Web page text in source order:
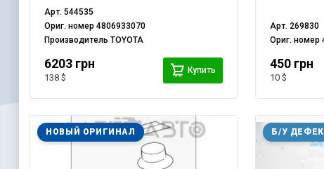
Арт.544535
Ориг. номер4806933070
ПроизводительTOYOTA
6203 грн
138 $
Купить
Арт. 269830
Ориг. номер
450 грн
10 $
НОВЫЙ ОРИГИНАЛ Б/У